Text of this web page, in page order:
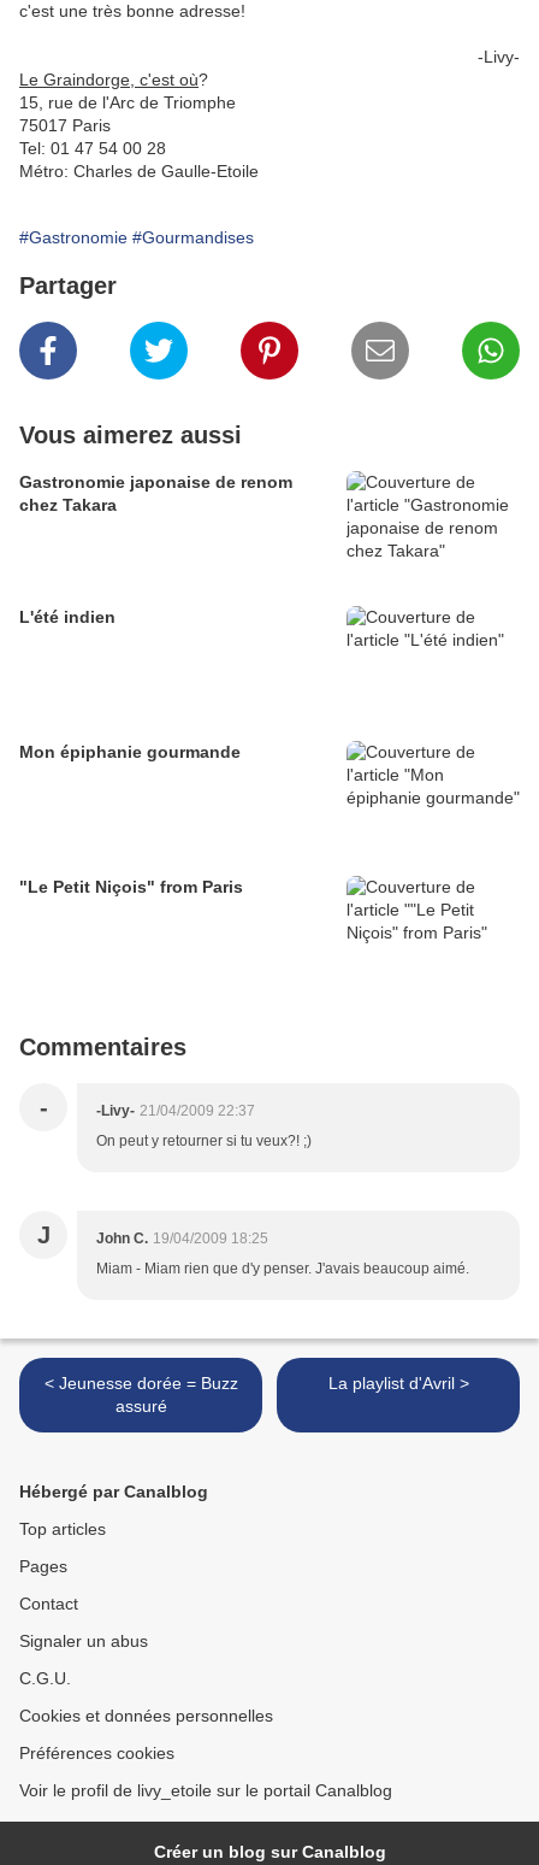
c'est une très bonne adresse!
-Livy-
Le Graindorge, c'est où?
15, rue de l'Arc de Triomphe
75017 Paris
Tel: 01 47 54 00 28
Métro: Charles de Gaulle-Etoile
#Gastronomie #Gourmandises
Partager
Vous aimerez aussi
Gastronomie japonaise de renom
chez Takara
L'été indien
Mon épiphanie gourmande
"Le Petit Niçois" from Paris
Commentaires
- -Livy- 21/04/2009 22:37
On peut y retourner si tu veux?! ;)
J John C. 19/04/2009 18:25
Miam - Miam rien que d'y penser. J'avais beaucoup aimé.
< Jeunesse dorée = Buzz
assuré
La playlist d'Avril >
Hébergé par Canalblog
Top articles
Pages
Contact
Signaler un abus
C.G.U.
Cookies et données personnelles
Préférences cookies
Voir le profil de livy_etoile sur le portail Canalblog
Créer un blog sur Canalblog